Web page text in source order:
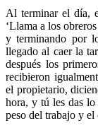
Al terminar el día,
‘Llama a los
y terminando por
llegado al caer la
después los
recibieron
el propietario,
hora, y tú les das lo
peso del trabajo y el